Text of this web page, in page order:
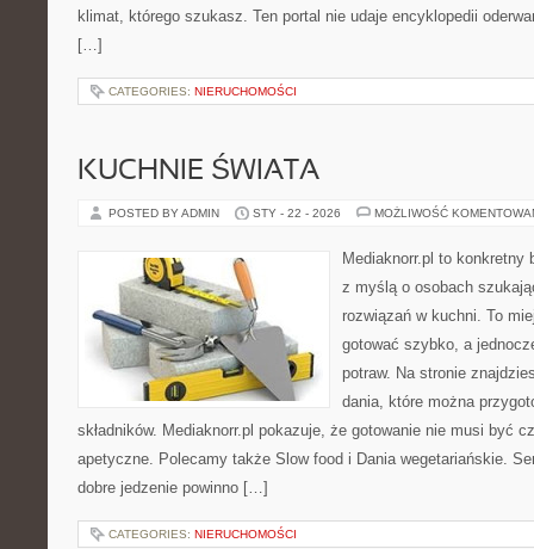
klimat, którego szukasz. Ten portal nie udaje encyklopedii
[…]
CATEGORIES: NIERUCHOMOŚCI
KUCHNIE ŚWIATA
POSTED BY ADMIN STY - 22 - 2026 MOŻLIWOŚĆ
Mediaknorr.pl to konkretny
z myślą o osobach
rozwiązań w kuchni. To
gotować szybko, a
potraw. Na stronie
dania, które można
składników. Mediaknorr.pl pokazuje, że gotowanie nie musi być
apetyczne. Polecamy także Slow food i Dania wegetariańskie.
dobre jedzenie powinno […]
CATEGORIES: NIERUCHOMOŚCI